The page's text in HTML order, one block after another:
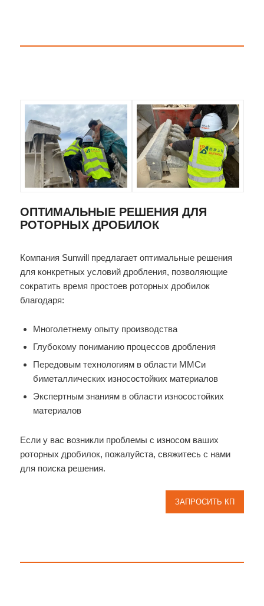
ОПТИМАЛЬНЫЕ РЕШЕНИЯ ДЛЯ
РОТОРНЫХ ДРОБИЛОК
Компания Sunwill предлагает оптимальные решения
для конкретных условий дробления, позволяющие
сократить время простоев роторных дробилок
благодаря:
Многолетнему опыту производства
Глубокому пониманию процессов дробления
Передовым технологиям в области MMCи
биметаллических износостойких материалов
Экспертным знаниям в области износостойких
материалов
Если у вас возникли проблемы с износом ваших
роторных дробилок, пожалуйста, свяжитесь с нами
для поиска решения.
ЗАПРОСИТЬ КП